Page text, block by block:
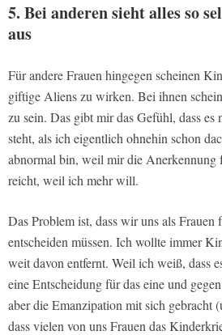
5. Bei anderen sieht alles so
aus
Für andere Frauen hingegen scheinen
giftige Aliens zu wirken. Bei ihnen
zu sein. Das gibt mir das Gefühl, dass
steht, als ich eigentlich ohnehin schon
abnormal bin, weil mir die Anerkennung
reicht, weil ich mehr will.
Das Problem ist, dass wir uns als Frauen
entscheiden müssen. Ich wollte immer
weit davon entfernt. Weil ich weiß, dass
eine Entscheidung für das eine und
aber die Emanzipation mit sich gebracht
dass vielen von uns Frauen das